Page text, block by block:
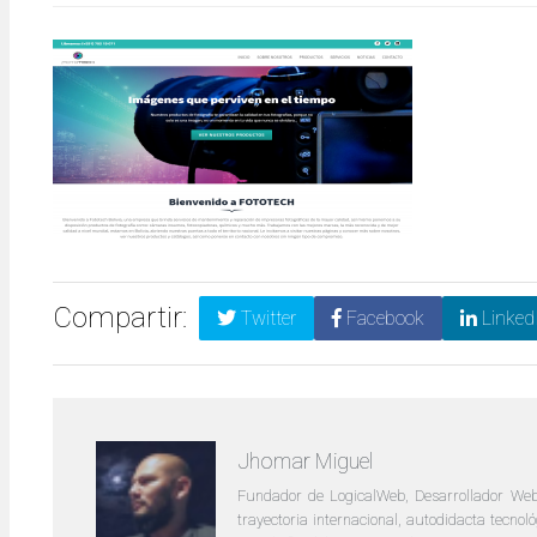
Compartir: Twitter Facebook
Jhomar Miguel
Fundador de LogicalWeb, Desarrollador
trayectoria internacional, autodidacta